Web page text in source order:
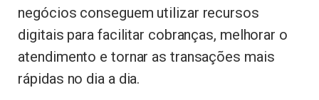
negócios conseguem utilizar recursos
digitais para facilitar cobranças, melhorar o
atendimento e tornar as transações mais
rápidas no dia a dia.